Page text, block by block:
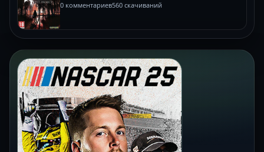
0 комментариев560 скачиваний